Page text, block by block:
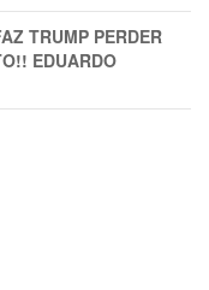
TRUMP PERDER
EDUARDO